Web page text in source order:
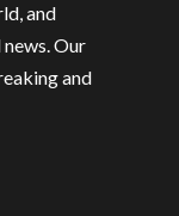
and
Our
and